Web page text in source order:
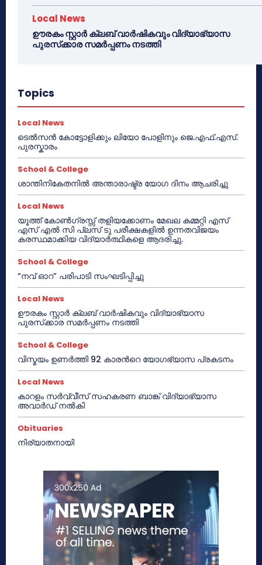
Local News
ഊരകം സ്റ്റാർ ക്ലബ് വാർഷികവും വിദ്യാഭ്യാസ
പുരസ്‌ക്കാര സമർപ്പണം നടത്തി
Topics
Local News
ടെൽസൻ കോട്ടോളിക്കും ലിയോ പോളിനും ജെ.എഫ്.എസ്.
പുരസ്കാരം
School & College
ശാന്തിനികേതനിൽ അന്താരാഷ്ട്ര യോഗ ദിനം ആചരിച്ചു
Local News
യൂത്ത് കോൺഗ്രസ്സ് തളിയക്കോണം മേഖല കമ്മറ്റി എസ്
എസ് എൽ സി പ്ലസ് ടു പരീക്ഷകളിൽ ഉന്നതവിജയം
കരസ്ഥമാക്കിയ വിദ്യാർത്ഥികളെ ആദരിച്ചു.
School & College
“നവ് ഓറ” പരിപാടി സംഘടിപ്പിച്ചു
Local News
ഊരകം സ്റ്റാർ ക്ലബ് വാർഷികവും വിദ്യാഭ്യാസ
പുരസ്‌ക്കാര സമർപ്പണം നടത്തി
School & College
വിസ്മയം ഉണർത്തി 92 കാരൻറെ യോഗഭ്യാസ പ്രകടനം
Local News
കാറളം സർവ്വീസ് സഹകരണ ബാങ്ക് വിദ്യാഭ്യാസ
അവാർഡ് നൽകി
Obituaries
നിര്യാതനായി